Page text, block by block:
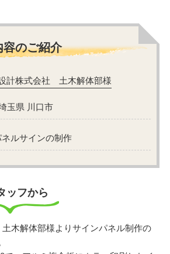
容のご紹介
計株式会社 土木解体部様
玉県 川口市
ルサインの制作
ッフから
木解体部様よりサインパネル制作の